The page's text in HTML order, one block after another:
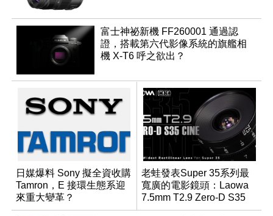
富士神祕新機 FF260001 通過認
證，搭載第六代影像系統的旗艦相
機 X-T6 呼之欲出？
日媒爆料 Sony 擬全資收購
Tamron，E 接環生態系迎
來重大變革？
老蛙發表Super 35系列最
寬廣的電影鏡頭：Laowa
7.5mm T2.9 Zero-D S35
Cine